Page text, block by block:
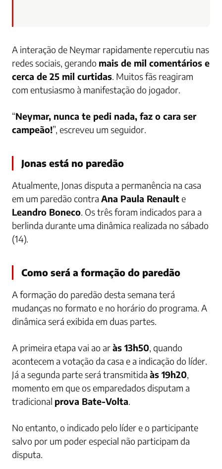
A interação de Neymar rapidamente repercutiu nas
redes sociais, gerando mais de mil comentários e
cerca de 25 mil curtidas. Muitos fãs reagiram
com entusiasmo à manifestação do jogador.
“Neymar, nunca te pedi nada, faz o cara ser
campeão!”, escreveu um seguidor.
Jonas está no paredão
Atualmente, Jonas disputa a permanência na casa
em um paredão contra Ana Paula Renaulte
Leandro Boneco. Os três foram indicados para a
berlinda durante uma dinâmica realizada no sábado
(14).
Como será a formação do paredão
A formação do paredão desta semana terá
mudanças no formato e no horário do programa. A
dinâmica será exibida em duas partes.
A primeira etapa vai ao aràs 13h50, quando
acontecem a votação da casa e a indicação do líder.
Já a segunda parte será transmitida às 19h20,
momento em que os emparedados disputam a
tradicional prova Bate-Volta.
No entanto, o indicado pelo líder e o participante
salvo por um poder especial não participam da
disputa.